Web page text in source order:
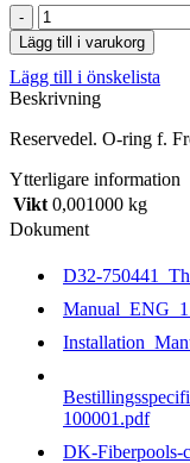
O-
ring
f.
Front
til
nr.
166,34
x
2,62
mängd
Lägg till i varukorg
Lägg till i önskelista
Beskrivning
Reservedel. O-ring f.
Ytterligare information
Vikt 0,001000 kg
Dokument
D32-
100001.pdf
DK-Fiberpools-